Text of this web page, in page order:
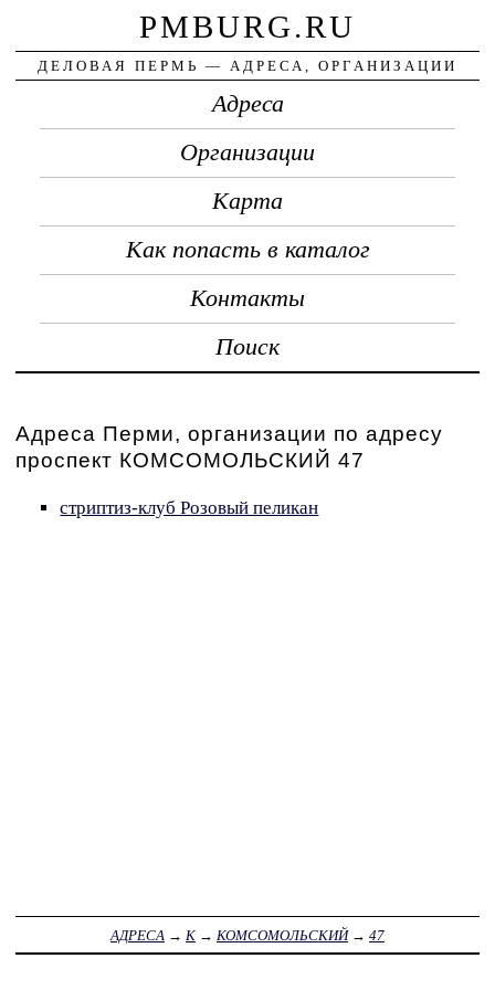
PMBURG.RU
ДЕЛОВАЯ ПЕРМЬ — АДРЕСА, ОРГАНИЗАЦИИ
Адреса
Организации
Карта
Как попасть в каталог
Контакты
Поиск
Адреса Перми, организации по адресу
проспект КОМСОМОЛЬСКИЙ 47
стриптиз-клуб Розовый пеликан
АДРЕСА → К → КОМСОМОЛЬСКИЙ→ 47